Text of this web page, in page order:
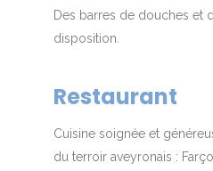
Des barres de douches et
disposition.
Restaurant
Cuisine soignée et
du terroir aveyronais :